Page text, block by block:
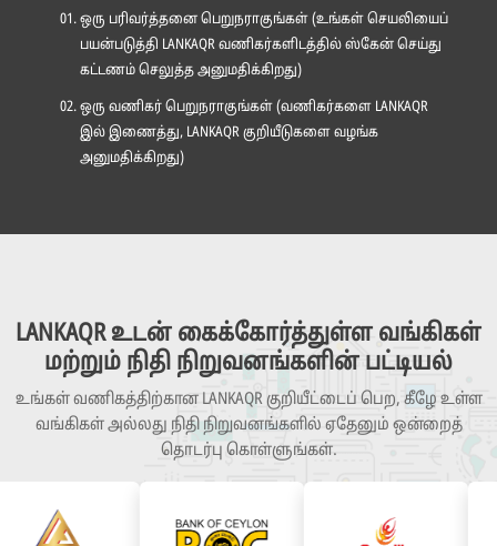
ஒரு பரிவர்த்தனை பெறுநராகுங்கள் (உங்கள் செயலியைப்
பயன்படுத்தி LANKAQR வணிகர்களிடத்தில் ஸ்கேன் செய்து
கட்டணம் செலுத்த அனுமதிக்கிறது)
ஒரு வணிகர் பெறுநராகுங்கள் (வணிகர்களை LANKAQR
இல் இணைத்து, LANKAQR குறியீடுகளை வழங்க
அனுமதிக்கிறது)
LANKAQR உடன் கைக்கோர்த்துள்ள வங்கிகள்
மற்றும் நிதி நிறுவனங்களின் பட்டியல்
உங்கள் வணிகத்திற்கான LANKAQR குறியீட்டைப் பெற, கீழே உள்ள
வங்கிகள் அல்லது நிதி நிறுவனங்களில் ஏதேனும் ஒன்றைத்
தொடர்பு கொள்ளுங்கள்.